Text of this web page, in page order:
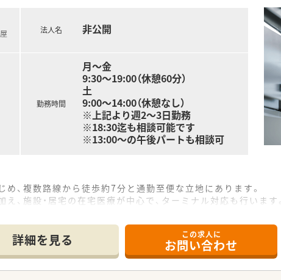
法人名 非公開
勤務時間
月～金
9:30～19:00（休憩60分）
土
9:00～14:00（休憩なし）
※上記より週2～3日勤務
※18:30迄も相談可能です
※13:00～の午後パートも相談可
、複数路線から徒歩約7分と通勤至便な立地にあります。
、施設・居宅の在宅医療が中心で、ターミナル対応も行います。
の調剤薬局を2店舗運営している法人です。
査システムなど、最新の調剤機器を積極的に導入しています。
剤師が医師の往診に同行する機会も豊富にあります。
詳細を見る この求人に
お問い合わせ